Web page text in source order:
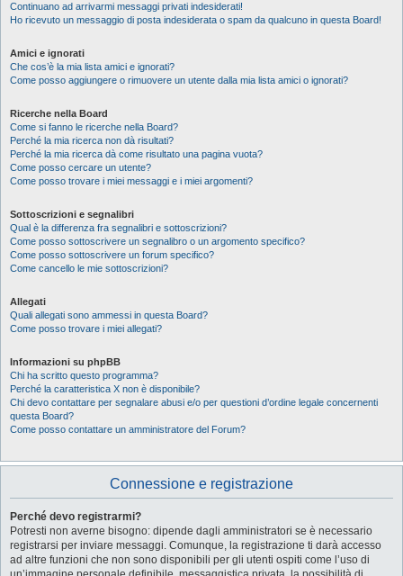
Continuano ad arrivarmi messaggi privati indesiderati!
Ho ricevuto un messaggio di posta indesiderata o spam da qualcuno in questa Board!
Amici e ignorati
Che cos’è la mia lista amici e ignorati?
Come posso aggiungere o rimuovere un utente dalla mia lista amici o ignorati?
Ricerche nella Board
Come si fanno le ricerche nella Board?
Perché la mia ricerca non dà risultati?
Perché la mia ricerca dà come risultato una pagina vuota?
Come posso cercare un utente?
Come posso trovare i miei messaggi e i miei argomenti?
Sottoscrizioni e segnalibri
Qual è la differenza fra segnalibri e sottoscrizioni?
Come posso sottoscrivere un segnalibro o un argomento specifico?
Come posso sottoscrivere un forum specifico?
Come cancello le mie sottoscrizioni?
Allegati
Quali allegati sono ammessi in questa Board?
Come posso trovare i miei allegati?
Informazioni su phpBB
Chi ha scritto questo programma?
Perché la caratteristica X non è disponibile?
Chi devo contattare per segnalare abusi e/o per questioni d’ordine legale concernenti
questa Board?
Come posso contattare un amministratore del Forum?
Connessione e registrazione
Perché devo registrarmi?
Potresti non averne bisogno: dipende dagli amministratori se è necessario
registrarsi per inviare messaggi. Comunque, la registrazione ti darà accesso
ad altre funzioni che non sono disponibili per gli utenti ospiti come l’uso di